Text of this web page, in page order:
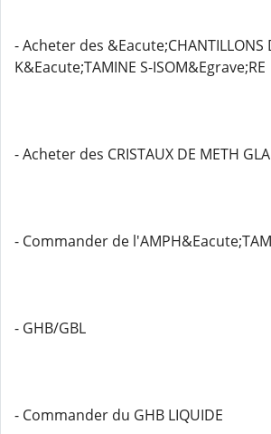
- Acheter des &Eacute;CHANTILLONS
K&Eacute;TAMINE S-ISOM&Egrave;RE
- Acheter des CRISTAUX DE METH
- Commander de
- GHB/GBL
- Commander du GHB LIQUIDE